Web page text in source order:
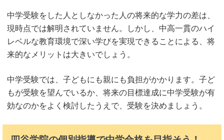
中学受験をした人としなかった人の将来的な学力の差は、
現時点では解明されていません。しかし、中高一貫のハイ
レベルな教育環境で深い学びを実現できることによる、将
来的なメリットは大きいでしょう。
中学受験では、子どもにも親にも負担がかかります。子ど
もが受験を望んでいるか、将来の目標達成に中学受験が有
効なのかをよく検討したうえで、受験を決めましょう。